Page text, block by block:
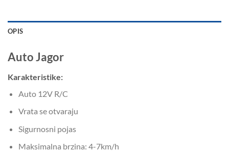
OPIS
Auto Jagor
Karakteristike:
Auto 12V R/C
Vrata se otvaraju
Sigurnosni pojas
Maksimalna brzina: 4-7km/h